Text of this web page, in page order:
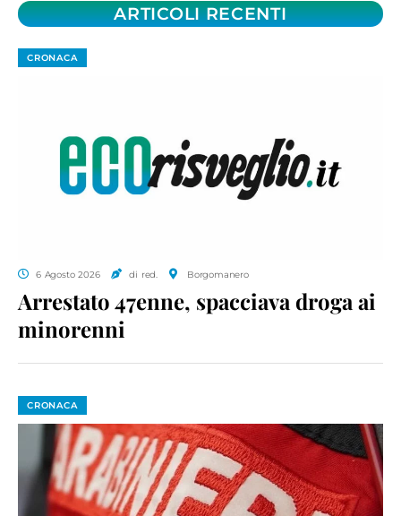
ARTICOLI RECENTI
CRONACA
6 Agosto 2026 di red. Borgomanero
Arrestato 47enne, spacciava droga ai
minorenni
CRONACA